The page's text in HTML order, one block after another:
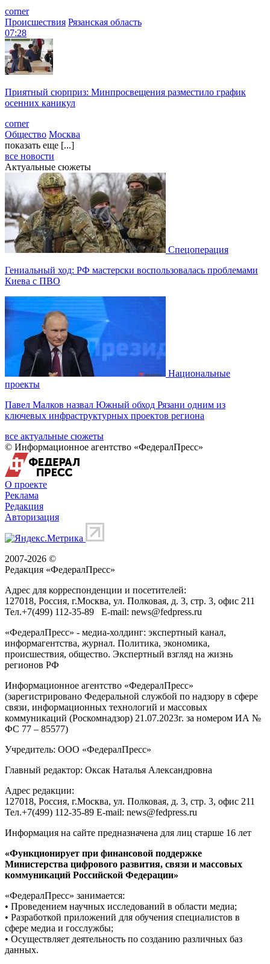
corner
Происшествия Рязанская область
07:28
Приятный сюрприз: Минпросвещения разместило график
осенних каникул
corner
Общество Москва
показать еще [...]
все новости
Актуальные сюжеты
Спецоперация
Гениальный ход: РФ мастерски воспользовалась проблемами
Киева с ПВО
Национальные
проекты
Павел Малков назвал Южный обход Рязани одним из
ключевых инфраструктурных проектов региона
все актуальные сюжеты
© Информационное агентство «ФедералПресс»
О проекте
Реклама
Редакция
Авторизация
2007-2026 ©
Редакция «ФедералПресс»
Адрес для корреспонденции и посетителей:
127018, Россия, г.Москва, ул. Полковая, д. 3, стр. 3, офис 211
Тел.+7(499) 112-35-89 E-mail: news@fedpress.ru
«ФедералПресс» - медиа-холдинг: экспертный канал,
информагентства, журнал. Политика, экономика,
происшествия, общество. Экспертный взгляд на жизнь
регионов РФ
Информационное агентство «ФедералПресс»
(зарегистрировано Федеральной службой по надзору в сфере
связи, информационных технологий и массовых
коммуникаций (Роскомнадзор) 21.07.2023г. за номером ИА №
ФС 77 – 85577)
Учредитель: ООО «ФедералПресс»
Главный редактор: Оксак Наталья Александровна
Адрес редакции:
127018, Россия, г.Москва, ул. Полковая, д. 3, стр. 3, офис 211
Тел.+7(499) 112-35-89 E-mail: news@fedpress.ru
Информация на сайте предназначена для лиц старше 16 лет
«Функционирует при финансовой поддержке
Министерства цифрового развития, связи и массовых
коммуникаций Российской Федерации»
«ФедералПресс» занимается:
• Проведением научных исследований в области медиа;
• Разработкой приложений для обучения специалистов в
сфере медиа и госслужбы;
• Осуществляет деятельность по созданию различных баз
данных.